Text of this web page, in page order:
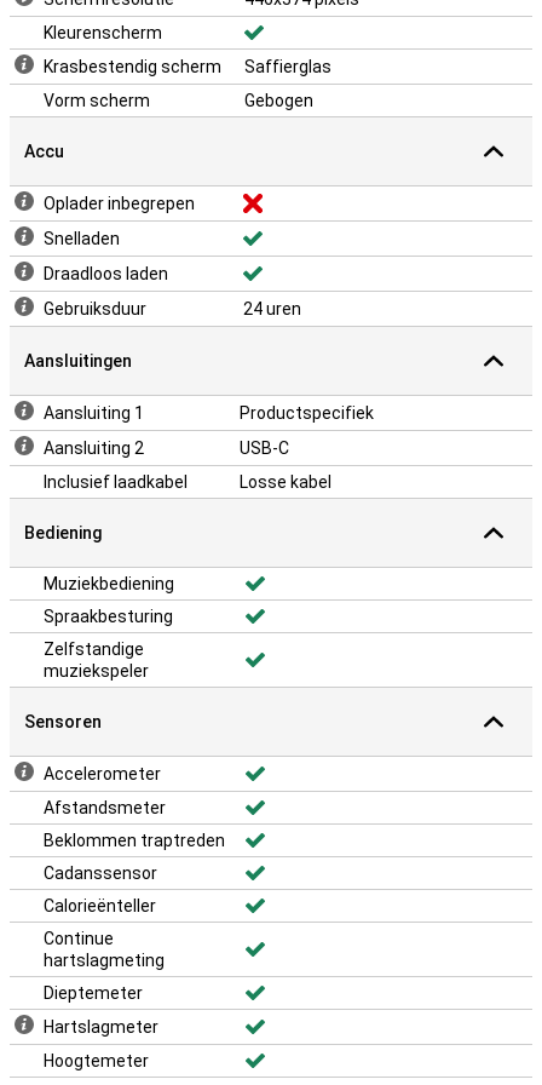
Kleurenscherm
Krasbestendig scherm
Saffierglas
Vorm scherm
Gebogen
Accu
Oplader inbegrepen
Snelladen
Draadloos laden
Gebruiksduur
24 uren
Aansluitingen
Aansluiting 1
Productspecifiek
Aansluiting 2
USB-C
Inclusief laadkabel
Losse kabel
Bediening
Muziekbediening
Spraakbesturing
Zelfstandige
muziekspeler
Sensoren
Accelerometer
Afstandsmeter
Beklommen traptreden
Cadanssensor
Calorieënteller
Continue
hartslagmeting
Dieptemeter
Hartslagmeter
Hoogtemeter